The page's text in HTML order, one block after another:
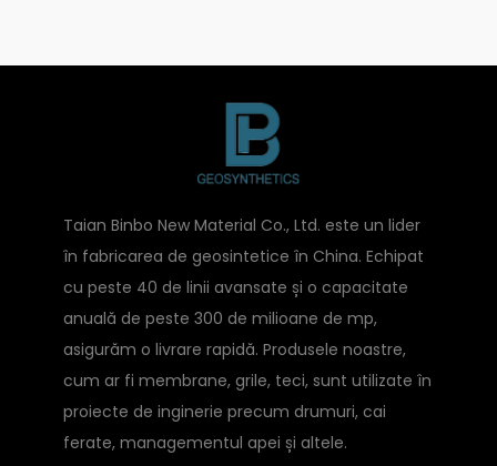
Taian Binbo New Material Co., Ltd. este un lider
în fabricarea de geosintetice în China. Echipat
cu peste 40 de linii avansate și o capacitate
anuală de peste 300 de milioane de mp,
asigurăm o livrare rapidă. Produsele noastre,
cum ar fi membrane, grile, teci, sunt utilizate în
proiecte de inginerie precum drumuri, cai
ferate, managementul apei și altele.